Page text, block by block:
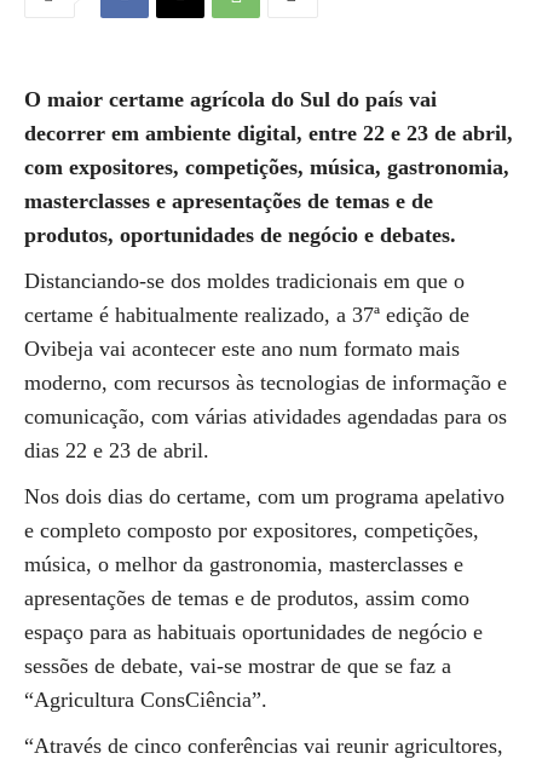
O maior certame agrícola do Sul do país vai
decorrer em ambiente digital, entre 22 e 23 de abril,
com expositores, competições, música, gastronomia,
masterclasses e apresentações de temas e de
produtos, oportunidades de negócio e debates.
Distanciando-se dos moldes tradicionais em que o
certame é habitualmente realizado, a 37ª edição de
Ovibeja vai acontecer este ano num formato mais
moderno, com recursos às tecnologias de informação e
comunicação, com várias atividades agendadas para os
dias 22 e 23 de abril.
Nos dois dias do certame, com um programa apelativo
e completo composto por expositores, competições,
música, o melhor da gastronomia, masterclasses e
apresentações de temas e de produtos, assim como
espaço para as habituais oportunidades de negócio e
sessões de debate, vai-se mostrar de que se faz a
“Agricultura ConsCiência”.
“Através de cinco conferências vai reunir agricultores,